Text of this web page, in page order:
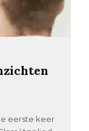
eerste keer